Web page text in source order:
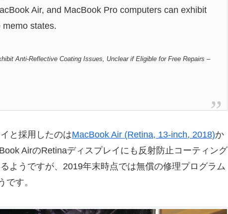
Air, and MacBook Pro computers can exhibit
memo states.
Anti-Reflective Coating Issues, Unclear if Eligible for Free Repairs –
と採用したのはMacBook Air (Retina, 13-inch, 2018)か
AirのRetinaディスプレイにも反射防止コーティング
ようですが、2019年末時点では無償の修理プログラム
です。